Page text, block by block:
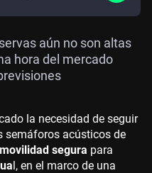
aún no son altas
hora del mercado
la necesidad de seguir
semáforos acústicos de
segura para
l, en el marco de una